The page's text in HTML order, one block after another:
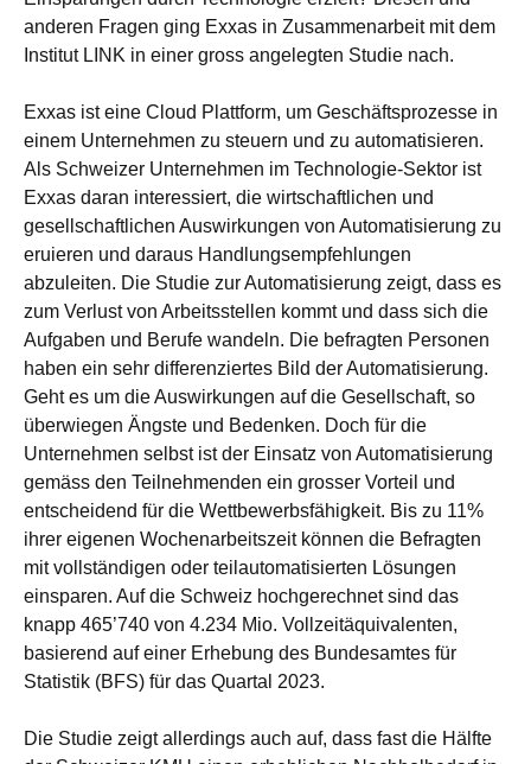
anderen Fragen ging Exxas in Zusammenarbeit mit dem
Institut LINK in einer gross angelegten Studie nach.
Exxas ist eine Cloud Plattform, um Geschäftsprozesse in
einem Unternehmen zu steuern und zu automatisieren.
Als Schweizer Unternehmen im Technologie-Sektor ist
Exxas daran interessiert, die wirtschaftlichen und
gesellschaftlichen Auswirkungen von Automatisierung zu
eruieren und daraus Handlungsempfehlungen
abzuleiten. Die Studie zur Automatisierung zeigt, dass es
zum Verlust von Arbeitsstellen kommt und dass sich die
Aufgaben und Berufe wandeln. Die befragten Personen
haben ein sehr differenziertes Bild der Automatisierung.
Geht es um die Auswirkungen auf die Gesellschaft, so
überwiegen Ängste und Bedenken. Doch für die
Unternehmen selbst ist der Einsatz von Automatisierung
gemäss den Teilnehmenden ein grosser Vorteil und
entscheidend für die Wettbewerbsfähigkeit. Bis zu 11%
ihrer eigenen Wochenarbeitszeit können die Befragten
mit vollständigen oder teilautomatisierten Lösungen
einsparen. Auf die Schweiz hochgerechnet sind das
knapp 465’740 von 4.234 Mio. Vollzeitäquivalenten,
basierend auf einer Erhebung des Bundesamtes für
Statistik (BFS) für das Quartal 2023.
Die Studie zeigt allerdings auch auf, dass fast die Hälfte